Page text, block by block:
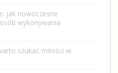
jak nowoczesne
wykonywania
szukać miłości w